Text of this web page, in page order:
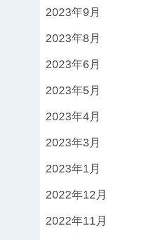
2023年9月
2023年8月
2023年6月
2023年5月
2023年4月
2023年3月
2023年1月
2022年12月
2022年11月